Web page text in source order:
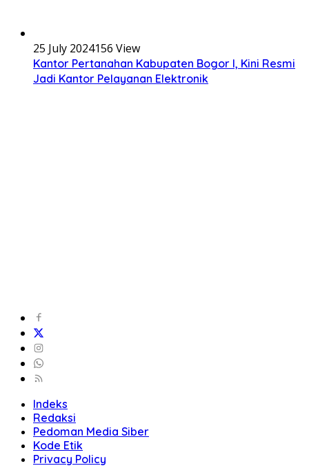
25 July 2024156 View
Kantor Pertanahan Kabupaten Bogor I, Kini Resmi
Jadi Kantor Pelayanan Elektronik
Indeks
Redaksi
Pedoman Media Siber
Kode Etik
Privacy Policy